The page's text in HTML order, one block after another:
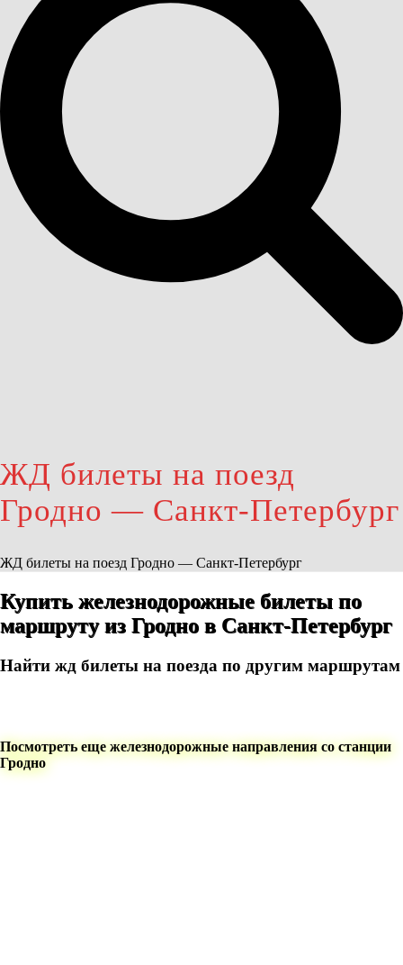
ЖД билеты на поезд
Гродно — Санкт-Петербург
ЖД билеты на поезд Гродно — Санкт-Петербург
Купить железнодорожные билеты по
маршруту из Гродно в Санкт-Петербург
Найти жд билеты на поезда по другим маршрутам
Посмотреть еще железнодорожные направления со станции
Гродно